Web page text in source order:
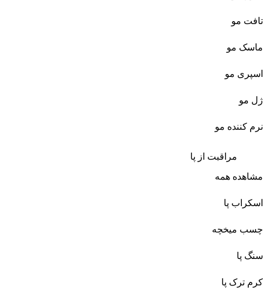
تافت مو
ماسک مو
اسپری مو
ژل مو
نرم کننده مو
مراقبت از پا
مشاهده همه
اسکراب پا
چسب میخچه
سنگ پا
کرم ترک پا